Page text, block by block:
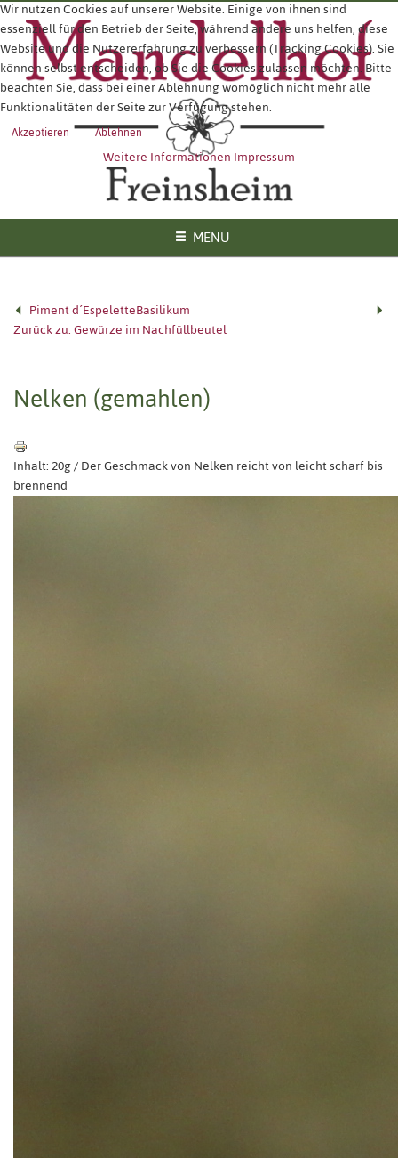
MENU
Piment d´EspeletteBasilikum
Zurück zu: Gewürze im Nachfüllbeutel
Nelken (gemahlen)
Inhalt: 20g / Der Geschmack von Nelken reicht von leicht scharf bis
brennend
Wir nutzen Cookies auf unserer Website. Einige von ihnen sind
essenziell für den Betrieb der Seite, während andere uns helfen, diese
Website und die Nutzererfahrung zu verbessern (Tracking Cookies). Sie
können selbst entscheiden, ob Sie die Cookies zulassen möchten. Bitte
beachten Sie, dass bei einer Ablehnung womöglich nicht mehr alle
Funktionalitäten der Seite zur Verfügung stehen.
Akzeptieren Ablehnen
Weitere InformationenImpressum